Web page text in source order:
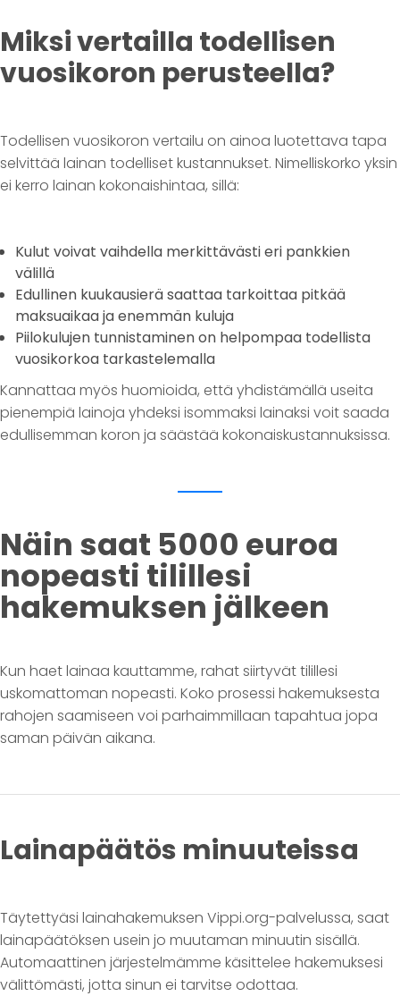
Miksi vertailla todellisen
vuosikoron perusteella?
Todellisen vuosikoron vertailu on ainoa luotettava tapa
selvittää lainan todelliset kustannukset. Nimelliskorko yksin
ei kerro lainan kokonaishintaa, sillä:
Kulut voivat vaihdella merkittävästi eri pankkien
välillä
Edullinen kuukausierä saattaa tarkoittaa pitkää
maksuaikaa ja enemmän kuluja
Piilokulujen tunnistaminen on helpompaa todellista
vuosikorkoa tarkastelemalla
Kannattaa myös huomioida, että yhdistämällä useita
pienempiä lainoja yhdeksi isommaksi lainaksi voit saada
edullisemman koron ja säästää kokonaiskustannuksissa.
Näin saat 5000 euroa
nopeasti tilillesi
hakemuksen jälkeen
Kun haet lainaa kauttamme, rahat siirtyvät tilillesi
uskomattoman nopeasti. Koko prosessi hakemuksesta
rahojen saamiseen voi parhaimmillaan tapahtua jopa
saman päivän aikana.
Lainapäätös minuuteissa
Täytettyäsi lainahakemuksen Vippi.org-palvelussa, saat
lainapäätöksen usein jo muutaman minuutin sisällä.
Automaattinen järjestelmämme käsittelee hakemuksesi
välittömästi, jotta sinun ei tarvitse odottaa.